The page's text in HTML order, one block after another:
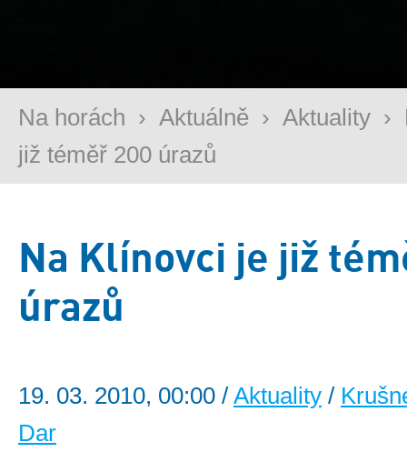
Na horách › Aktuálně › Aktuality ›
již téměř 200 úrazů
Na Klínovci je již
úrazů
19. 03. 2010, 00:00 / Aktuality /
Dar